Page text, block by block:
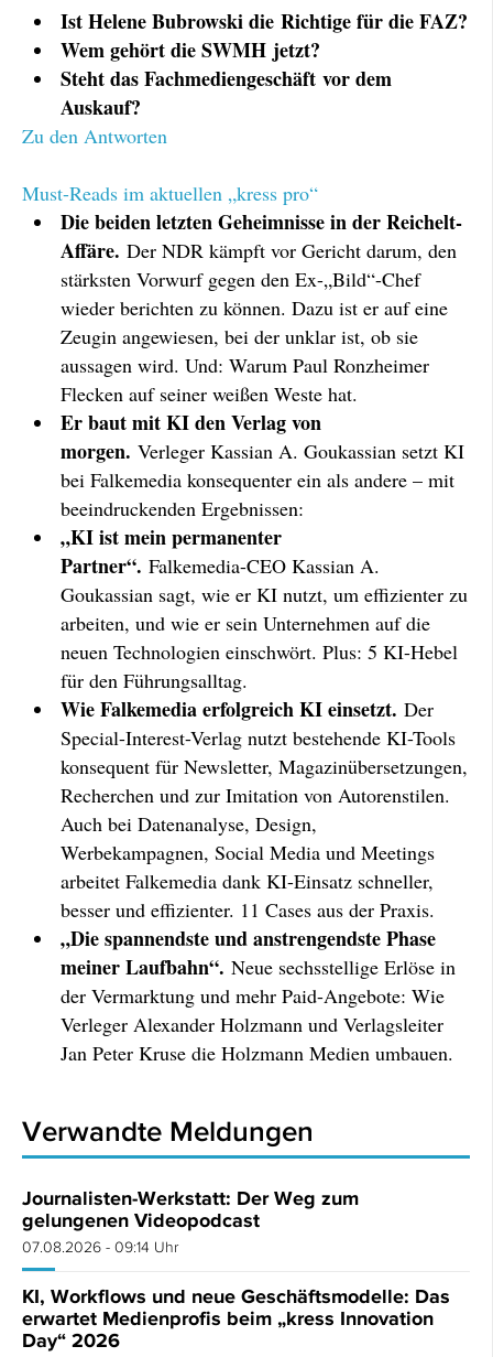
Ist Helene Bubrowski die Richtige für die FAZ?
Wem gehört die SWMH jetzt?
Steht das Fachmediengeschäft vor dem
Auskauf?
Zu den Antworten
Must-Reads im aktuellen „kress pro“
Die beiden letzten Geheimnisse in der Reichelt-
Affäre. Der NDR kämpft vor Gericht darum, den
stärksten Vorwurf gegen den Ex-„Bild“-Chef
wieder berichten zu können. Dazu ist er auf eine
Zeugin angewiesen, bei der unklar ist, ob sie
aussagen wird. Und: Warum Paul Ronzheimer
Flecken auf seiner weißen Weste hat.
Er baut mit KI den Verlag von
morgen. Verleger Kassian A. Goukassian setzt KI
bei Falkemedia konsequenter ein als andere – mit
beeindruckenden Ergebnissen:
„KI ist mein permanenter
Partner“. Falkemedia-CEO Kassian A.
Goukassian sagt, wie er KI nutzt, um effizienter zu
arbeiten, und wie er sein Unternehmen auf die
neuen Technologien einschwört. Plus: 5 KI-Hebel
für den Führungsalltag.
Wie Falkemedia erfolgreich KI einsetzt. Der
Special-Interest-Verlag nutzt bestehende KI-Tools
konsequent für Newsletter, Magazinübersetzungen,
Recherchen und zur Imitation von Autorenstilen.
Auch bei Datenanalyse, Design,
Werbekampagnen, Social Media und Meetings
arbeitet Falkemedia dank KI-Einsatz schneller,
besser und effizienter. 11 Cases aus der Praxis.
„Die spannendste und anstrengendste Phase
meiner Laufbahn“. Neue sechsstellige Erlöse in
der Vermarktung und mehr Paid-Angebote: Wie
Verleger Alexander Holzmann und Verlagsleiter
Jan Peter Kruse die Holzmann Medien umbauen.
Verwandte Meldungen
Journalisten-Werkstatt: Der Weg zum
gelungenen Videopodcast
07.08.2026 - 09:14 Uhr
KI, Workflows und neue Geschäftsmodelle: Das
erwartet Medienprofis beim „kress Innovation
Day“ 2026